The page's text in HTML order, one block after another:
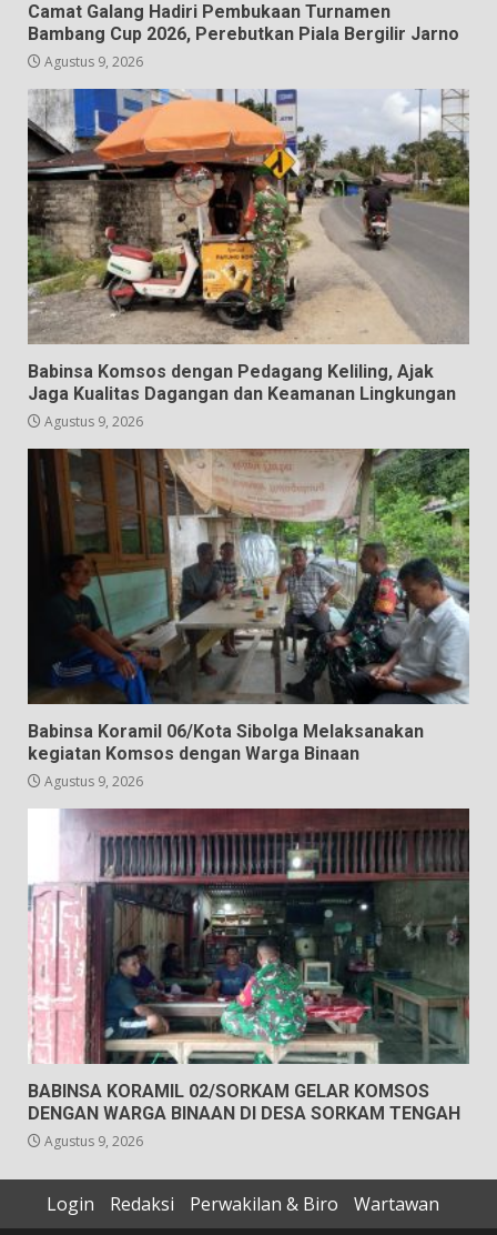
Camat Galang Hadiri Pembukaan Turnamen
Bambang Cup 2026, Perebutkan Piala Bergilir Jarno
Agustus 9, 2026
Babinsa Komsos dengan Pedagang Keliling, Ajak
Jaga Kualitas Dagangan dan Keamanan Lingkungan
Agustus 9, 2026
Babinsa Koramil 06/Kota Sibolga Melaksanakan
kegiatan Komsos dengan Warga Binaan
Agustus 9, 2026
BABINSA KORAMIL 02/SORKAM GELAR KOMSOS
DENGAN WARGA BINAAN DI DESA SORKAM TENGAH
Agustus 9, 2026
Login Redaksi Perwakilan & Biro Wartawan